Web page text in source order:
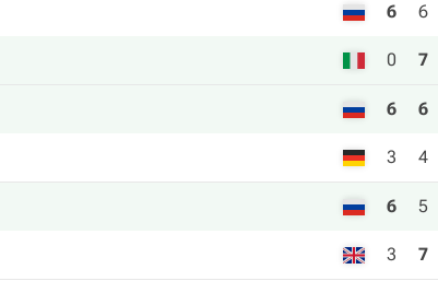
6 6
0 7
6 6
3 4
6 5
3 7